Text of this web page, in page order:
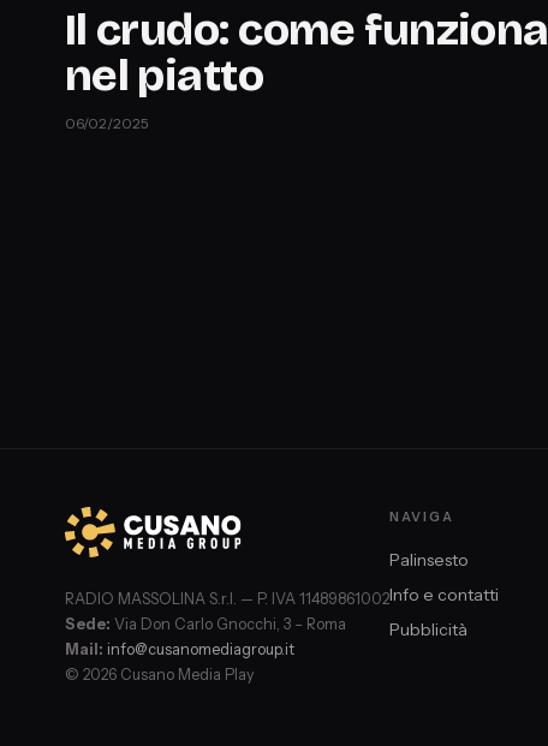
Il crudo: come funziona
nel piatto
06/02/2025
RADIO MASSOLINA S.r.l. — P. IVA 11489861002
Sede: Via Don Carlo Gnocchi, 3 – Roma
Mail: info@cusanomediagroup.it
© 2026 Cusano Media Play
NAVIGA
Palinsesto
Info e contatti
Pubblicità